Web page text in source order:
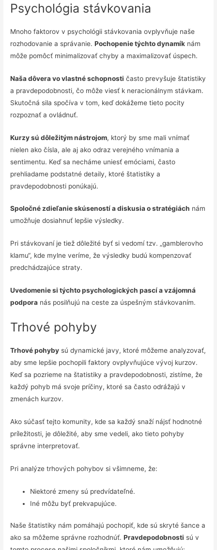
Psychológia stávkovania
Mnoho faktorov v psychológii stávkovania ovplyvňuje naše
rozhodovanie a správanie.Pochopenie týchto dynamík nám
môže pomôcť minimalizovať chyby a maximalizovať úspech.
Naša dôvera vo vlastné schopnosti často prevyšuje štatistiky
a pravdepodobnosti, čo môže viesť k neracionálnym stávkam.
Skutočná sila spočíva v tom, keď dokážeme tieto pocity
rozpoznať a ovládnuť.
Kurzy sú dôležitým nástrojom, ktorý by sme mali vnímať
nielen ako čísla, ale aj ako odraz verejného vnímania a
sentimentu. Keď sa necháme uniesť emóciami, často
prehliadame podstatné detaily, ktoré štatistiky a
pravdepodobnosti ponúkajú.
Spoločné zdieľanie skúseností a diskusia o stratégiách nám
umožňuje dosiahnuť lepšie výsledky.
Pri stávkovaní je tiež dôležité byť si vedomí tzv. „gamblerovho
klamu“, kde mylne veríme, že výsledky budú kompenzovať
predchádzajúce straty.
Uvedomenie si týchto psychologických pascí a vzájomná
podpora nás posilňujú na ceste za úspešným stávkovaním.
Trhové pohyby
Trhové pohyby sú dynamické javy, ktoré môžeme analyzovať,
aby sme lepšie pochopili faktory ovplyvňujúce vývoj kurzov.
Keď sa pozrieme na štatistiky a pravdepodobnosti, zistíme, že
každý pohyb má svoje príčiny, ktoré sa často odrážajú v
zmenách kurzov.
Ako súčasť tejto komunity, kde sa každý snaží nájsť hodnotné
príležitosti, je dôležité, aby sme vedeli, ako tieto pohyby
správne interpretovať.
Pri analýze trhových pohybov si všimneme, že:
Niektoré zmeny sú predvídateľné.
Iné môžu byť prekvapujúce.
Naše štatistiky nám pomáhajú pochopiť, kde sú skryté šance a
ako sa môžeme správne rozhodnúť.Pravdepodobnosti sú v